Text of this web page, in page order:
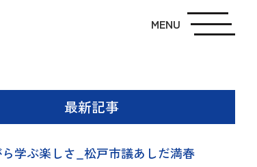
MENU
最新記事
学ぶ楽しさ_松戸市議あしだ満春